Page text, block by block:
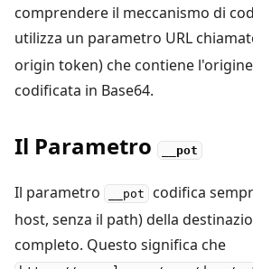
comprendere il meccanismo di
utilizza un parametro URL
origin token) che contiene
codificata in Base64.
Il Parametro __pot
Il parametro __pot codifica
host, senza il path) della
completo. Questo significa che